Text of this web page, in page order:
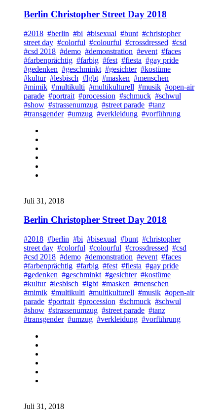
Berlin Christopher Street Day 2018
#2018 #berlin #bi #bisexual #bunt #christopher
street day #colorful #colourful #crossdressed #csd
#csd 2018 #demo #demonstration #event #faces
#farbenprächtig #farbig #fest #fiesta #gay pride
#gedenken #geschminkt #gesichter #kostüme
#kultur #lesbisch #lgbt #masken #menschen
#mimik #multikulti #multikulturell #musik #open-air
parade #portrait #procession #schmuck #schwul
#show #strassenumzug #street parade #tanz
#transgender #umzug #verkleidung #vorführung
Juli 31, 2018
Berlin Christopher Street Day 2018
#2018 #berlin #bi #bisexual #bunt #christopher
street day #colorful #colourful #crossdressed #csd
#csd 2018 #demo #demonstration #event #faces
#farbenprächtig #farbig #fest #fiesta #gay pride
#gedenken #geschminkt #gesichter #kostüme
#kultur #lesbisch #lgbt #masken #menschen
#mimik #multikulti #multikulturell #musik #open-air
parade #portrait #procession #schmuck #schwul
#show #strassenumzug #street parade #tanz
#transgender #umzug #verkleidung #vorführung
Juli 31, 2018